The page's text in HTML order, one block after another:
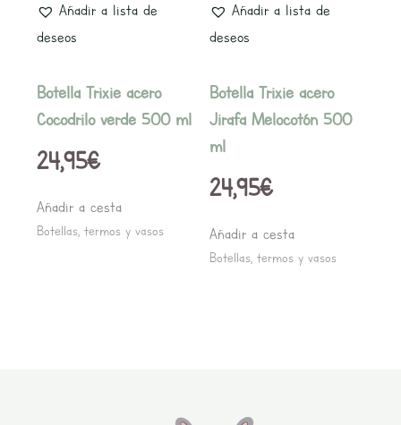
Añadir a lista de
deseos
Botella Trixie acero
Cocodrilo verde 500 ml
24,95€
Añadir a cesta
Botellas, termos y vasos
Añadir a lista de
deseos
Botella Trixie acero
Jirafa Melocotón 500
ml
24,95€
Añadir a cesta
Botellas, termos y vasos